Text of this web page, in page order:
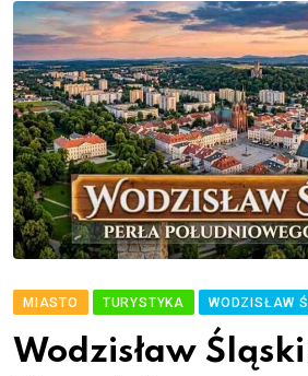
MIASTO TURYSTYKA WODZISŁAW
Wodzisław